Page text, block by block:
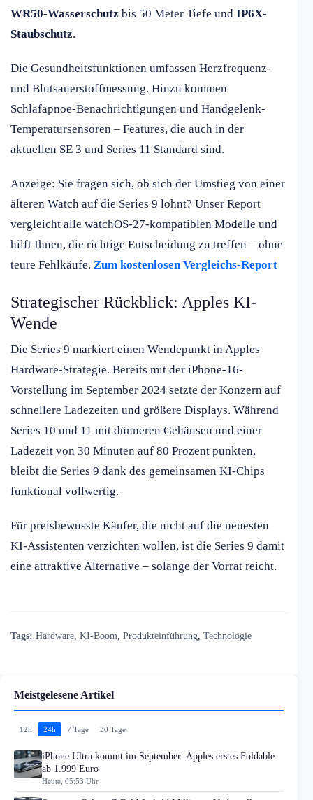
WR50-Wasserschutz bis 50 Meter Tiefe und IP6X-
Staubschutz.
Die Gesundheitsfunktionen umfassen Herzfrequenz-
und Blutsauerstoffmessung. Hinzu kommen
Schlafapnoe-Benachrichtigungen und Handgelenk-
Temperatursensoren – Features, die auch in der
aktuellen SE 3 und Series 11 Standard sind.
Anzeige: Sie fragen sich, ob sich der Umstieg von einer
älteren Watch auf die Series 9 lohnt? Unser Report
vergleicht alle watchOS-27-kompatiblen Modelle und
hilft Ihnen, die richtige Entscheidung zu treffen – ohne
teure Fehlkäufe. Zum kostenlosen Vergleichs-Report
Strategischer Rückblick: Apples KI-
Wende
Die Series 9 markiert einen Wendepunkt in Apples
Hardware-Strategie. Bereits mit der iPhone-16-
Vorstellung im September 2024 setzte der Konzern auf
schnellere Ladezeiten und größere Displays. Während
Series 10 und 11 mit dünneren Gehäusen und einer
Ladezeit von 30 Minuten auf 80 Prozent punkten,
bleibt die Series 9 dank des gemeinsamen KI-Chips
funktional vollwertig.
Für preisbewusste Käufer, die nicht auf die neuesten
KI-Assistenten verzichten wollen, ist die Series 9 damit
eine attraktive Alternative – solange der Vorrat reicht.
Tags: Hardware KI-Boom Produkteinführung Technologie
Meistgelesene Artikel
12h 24h 7 Tage 30 Tage
iPhone Ultra kommt im September: Apples erstes Foldable
ab 1.999 Euro
Heute, 05:53 Uhr